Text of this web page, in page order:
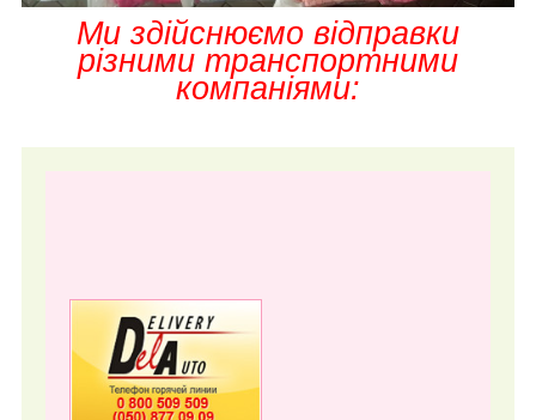
Ми здійснюємо відправки
різними транспортними
компаніями: